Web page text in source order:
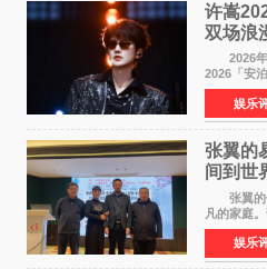
许嵩
双场浪
江城记
2026年7
2026「安
体育场盛
浪漫惬意
动，共同
娱乐
张翼的
间到世
张翼的
凡的家庭
气；说其
的长者——
是张翼走
娱乐